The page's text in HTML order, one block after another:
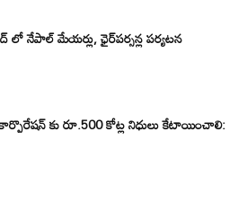
నేపాల్ మేయర్లు, ఛైర్‌పర్సన్ల పర్యటన
కు రూ.500 కోట్ల నిధులు కేటాయించాలి: